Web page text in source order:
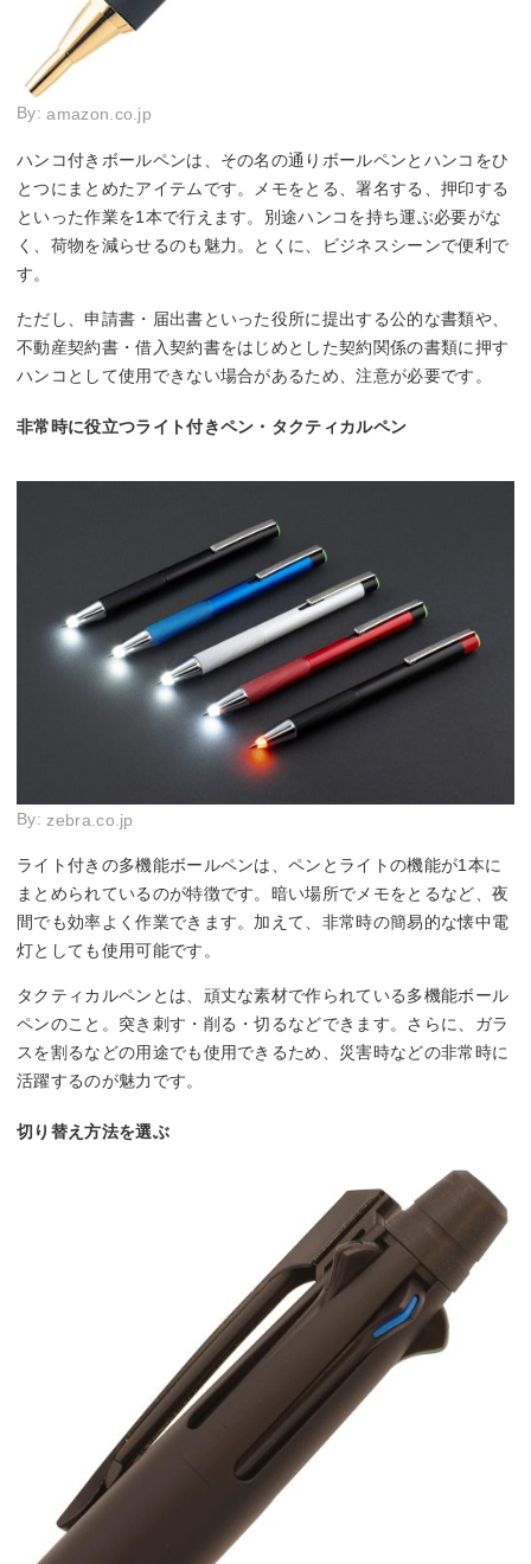
By:amazon.co.jp
ハンコ付きボールペンは、その名の通りボールペンとハンコをひ
とつにまとめたアイテムです。メモをとる、署名する、押印する
といった作業を1本で行えます。別途ハンコを持ち運ぶ必要がな
く、荷物を減らせるのも魅力。とくに、ビジネスシーンで便利で
す。
ただし、申請書・届出書といった役所に提出する公的な書類や、
不動産契約書・借入契約書をはじめとした契約関係の書類に押す
ハンコとして使用できない場合があるため、注意が必要です。
非常時に役立つライト付きペン・タクティカルペン
By: zebra.co.jp
ライト付きの多機能ボールペンは、ペンとライトの機能が1本に
まとめられているのが特徴です。暗い場所でメモをとるなど、夜
間でも効率よく作業できます。加えて、非常時の簡易的な懐中電
灯としても使用可能です。
タクティカルペンとは、頑丈な素材で作られている多機能ボール
ペンのこと。突き刺す・削る・切るなどできます。さらに、ガラ
スを割るなどの用途でも使用できるため、災害時などの非常時に
活躍するのが魅力です。
切り替え方法を選ぶ